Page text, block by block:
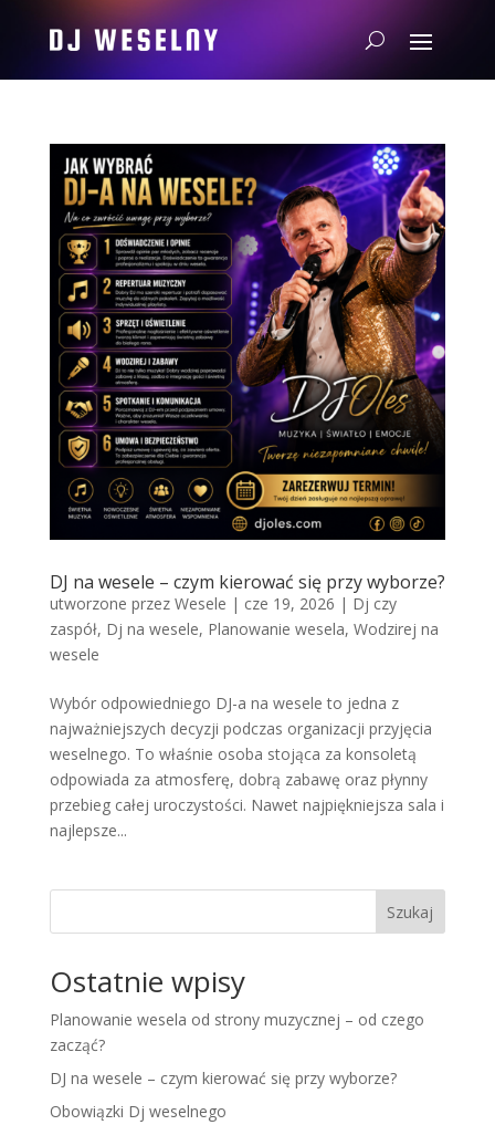
DJ na wesele – czym kierować się przy wyborze?
utworzone przez Wesele | cze 19, 2026 | Dj czy
zaspół, Dj na wesele, Planowanie wesela, Wodzirej na
wesele
Wybór odpowiedniego DJ-a na wesele to jedna z
najważniejszych decyzji podczas organizacji przyjęcia
weselnego. To właśnie osoba stojąca za konsoletą
odpowiada za atmosferę, dobrą zabawę oraz płynny
przebieg całej uroczystości. Nawet najpiękniejsza sala i
najlepsze...
Szukaj
Ostatnie wpisy
Planowanie wesela od strony muzycznej – od czego
zacząć?
DJ na wesele – czym kierować się przy wyborze?
Obowiązki Dj weselnego